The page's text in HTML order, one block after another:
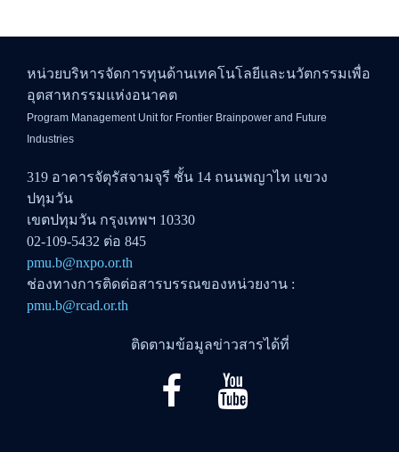
หน่วยบริหารจัดการทุนด้านเทคโนโลยีและนวัตกรรมเพื่อ
อุตสาหกรรมแห่งอนาคต
Program Management Unit for Frontier Brainpower and Future
Industries
319 อาคารจัตุรัสจามจุรี ชั้น 14 ถนนพญาไท แขวง
ปทุมวัน
เขตปทุมวัน กรุงเทพฯ 10330
02-109-5432 ต่อ 845
pmu.b@nxpo.or.th
ช่องทางการติดต่อสารบรรณของหน่วยงาน :
pmu.b@rcad.or.th
ติดตามข้อมูลข่าวสารได้ที่